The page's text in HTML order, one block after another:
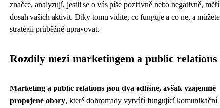
značce, analyzují, jestli se o vás píše pozitivně nebo negativně, měří
dosah vašich aktivit. Díky tomu vidíte, co funguje a co ne, a můžete
stratégii průběžně upravovat.
Rozdíly mezi marketingem a public relations
Marketing a public relations jsou dva odlišné, avšak vzájemně
propojené obory, které dohromady vytváří fungující komunikační